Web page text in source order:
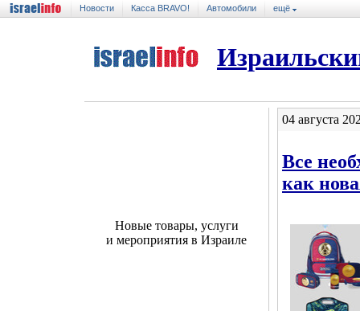
Новости Касса BRAVO! Автомобили ещё
Новые товары, услуги
и мероприятия в Израиле
04 августа
Все
как